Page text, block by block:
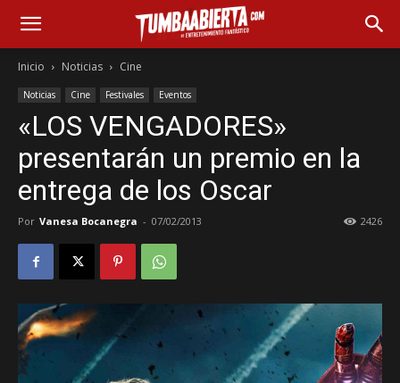
Inicio Noticias Cine
Noticias Cine Festivales Eventos
«LOS VENGADORES»
presentarán un premio en la
entrega de los Oscar
Por Vanesa Bocanegra - 07/02/2013 2426